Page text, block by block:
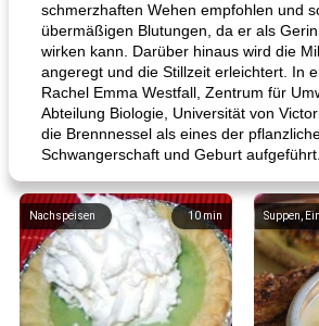
schmerzhaften Wehen empfohlen und
übermäßigen Blutungen, da er als
wirken kann. Darüber hinaus wird die
angeregt und die Stillzeit erleichtert. In
Rachel Emma Westfall, Zentrum für
Abteilung Biologie, Universität von
die Brennnessel als eines der
Schwangerschaft und Geburt aufgeführt.
10min
Nachspeisen Suppen,